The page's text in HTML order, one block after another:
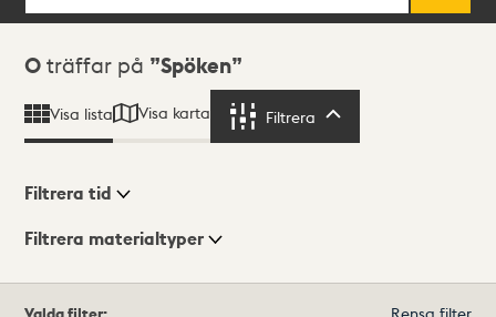
Sökresultat
0 träffar på Spöken
Visa lista Visa karta Filtrera
Visningsläge
Filtrera tid
Filtrera materialtyper
Rensa filter